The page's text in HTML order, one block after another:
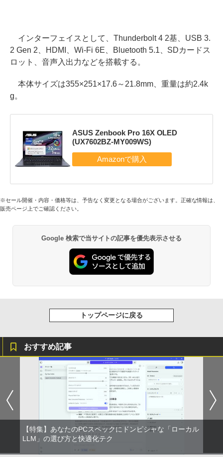
インターフェイスとして、Thunderbolt 4 2基、USB 3.
2 Gen 2、HDMI、Wi-Fi 6E、Bluetooth 5.1、SDカードス
ロット、音声入出力などを搭載する。
本体サイズは355×251×17.6～21.8mm、重量は約2.4k
g。
ASUS Zenbook Pro 16X OLED
(UX7602BZ-MY009WS)
※セール開催・内容・価格等は、予告なく変更となる場合がございます。正確な情報は、
販売ページ上でご確認ください。
Google 検索で当サイトの記事を優先表示させる
トップページに戻る
おすすめ記事
【特集】あなたのPCスペックにドンピシャな「ローカル
LLM」の選び方と快適化テク